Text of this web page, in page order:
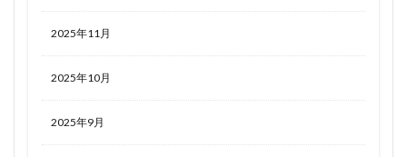
2025年11月
2025年10月
2025年9月